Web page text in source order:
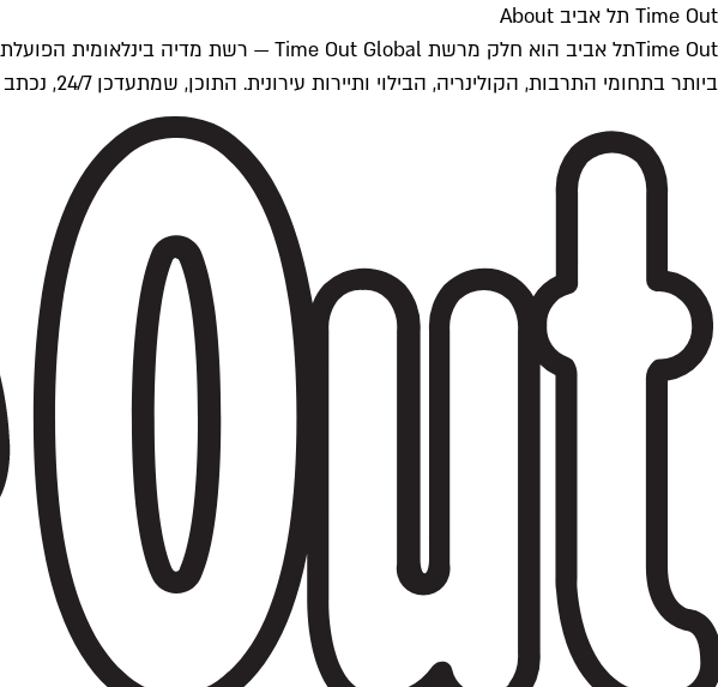
Time Out תל אביב About
ביותר בתחומי התרבות, הקולינריה, הבילוי ותיירות עירונית. התוכן, שמתעדכן 24/7, נכתב ונערך על ידי צוות עיתונאים מקצועי מקומי בישראל, בהתאם לסטנדרטים של Time Out העולמית.